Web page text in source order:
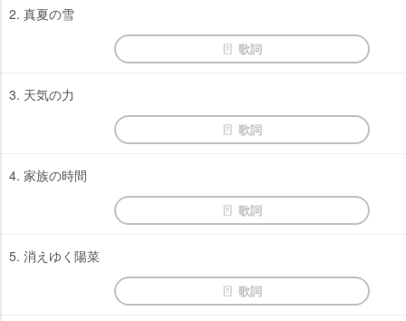
2. 真夏の雪
歌詞
3. 天気の力
歌詞
4. 家族の時間
歌詞
5. 消えゆく陽菜
歌詞